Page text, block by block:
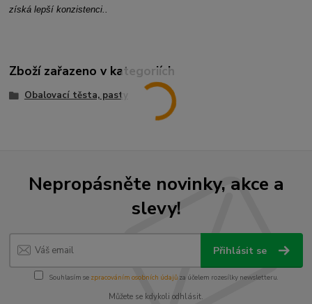
získá lepší konzistenci..
Zboží zařazeno v kategoriích
Obalovací těsta, pasty
Nepropásněte novinky, akce a
slevy!
Přihlásit se
Souhlasím se zpracováním osobních údajůza účelem rozesílky newsletteru.
Můžete se kdykoli odhlásit.